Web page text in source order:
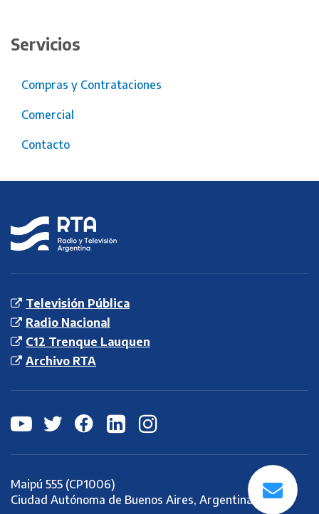
Servicios
Compras y Contrataciones
Comercial
Contacto
RTA
Radio y
Televisión
Argentina S.E.
Televisión Pública
Radio Nacional
C12 Trenque Lauquen
Archivo RTA
Maipú 555 (CP1006)
Ciudad Autónoma de Buenos Aires, Argentina.